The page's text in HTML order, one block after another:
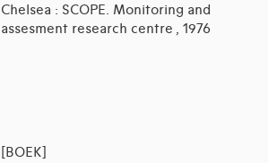
Chelsea : SCOPE. Monitoring and
assesment research centre , 1976
[BOEK]